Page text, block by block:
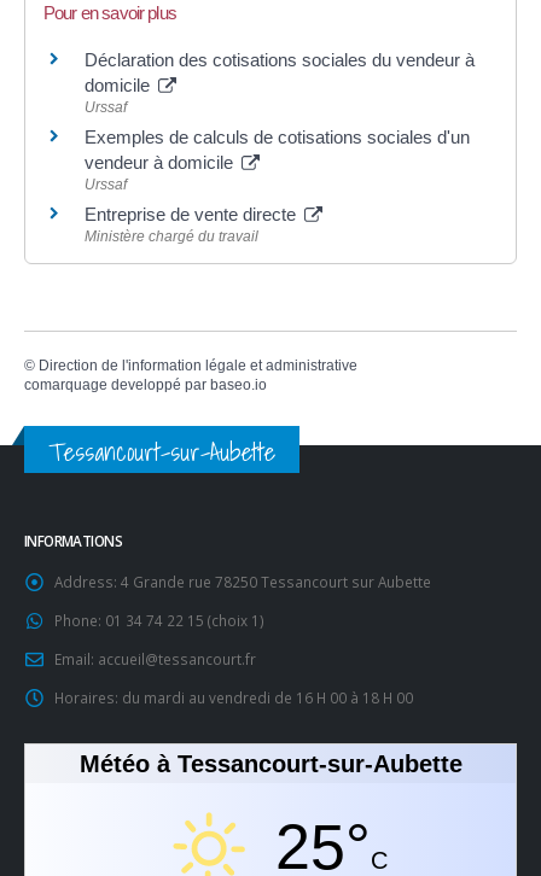
Pour en savoir plus
Déclaration des cotisations sociales du vendeur à
domicile
Urssaf
Exemples de calculs de cotisations sociales d'un
vendeur à domicile
Urssaf
Entreprise de vente directe
Ministère chargé du travail
© Direction de l'information légale et administrative
comarquage developpé par baseo.io
Tessancourt-sur-Aubette
INFORMATIONS
Address: 4 Grande rue 78250 Tessancourt sur Aubette
Phone: 01 34 74 22 15 (choix 1)
Email: accueil@tessancourt.fr
Horaires: du mardi au vendredi de 16 H 00 à 18 H 00
Météo à Tessancourt-sur-Aubette
25°C